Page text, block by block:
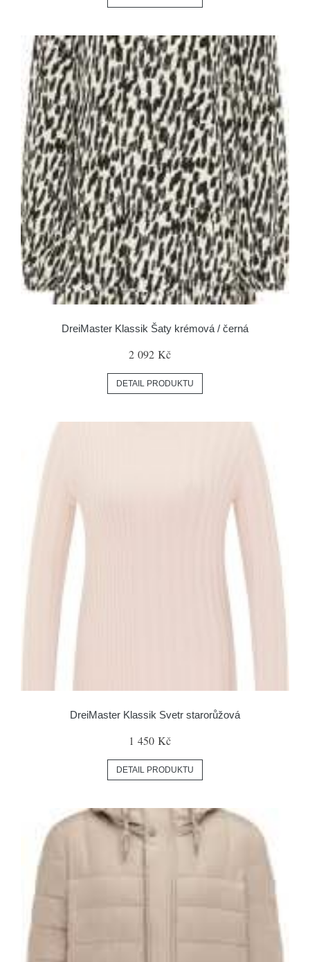
DreiMaster Klassik Šaty krémová / černá
2 092 Kč
DETAIL PRODUKTU
DreiMaster Klassik Svetr starorůžová
1 450 Kč
DETAIL PRODUKTU